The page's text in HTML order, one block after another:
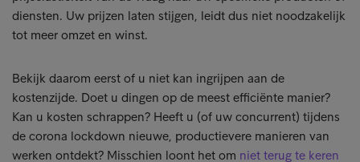
diensten. Uw prijzen laten stijgen, leidt dus niet noodzakelijk
tot meer omzet en winst.
Bekijk daarom eerst of u niet kan ingrijpen aan de
kostenzijde. Doet u dingen op de meest efficiënte manier?
Kan u kosten schrappen? Heeft u (of uw concurrent) tijdens
de corona lockdown nieuwe, productievere manieren van
werken ontdekt? Misschien loont het om niet terug te keren